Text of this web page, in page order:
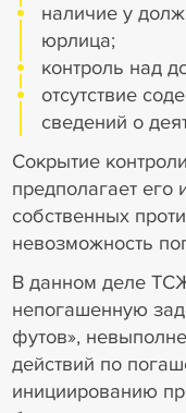
наличие у
юрлица;
контроль над
отсутствие
сведений о
Сокрытие
предполагает его
собственных
невозможность
В данном деле
непогашенную
футов»,
действий по
инициированию